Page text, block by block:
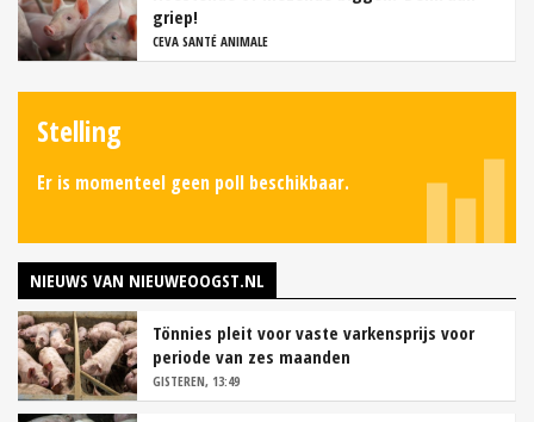
griep!
CEVA SANTÉ ANIMALE
Stelling
Er is momenteel geen poll beschikbaar.
NIEUWS VAN NIEUWEOOGST.NL
Tönnies pleit voor vaste varkensprijs voor
periode van zes maanden
GISTEREN, 13:49